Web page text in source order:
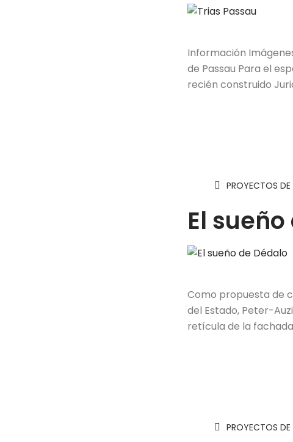
Información
de Passau Para el
recién construido
PROYECTOS DE
El
Como propuesta de
del Estado, Peter-
retícula de la
PROYECTOS DE